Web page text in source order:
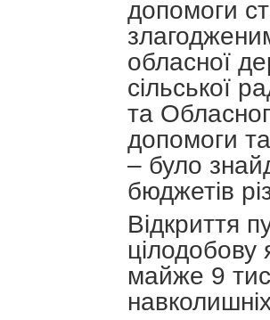
допомоги
обласної
сільської
та
допомоги
– було
бюджетів
Відкриття
цілодобову
майже 9